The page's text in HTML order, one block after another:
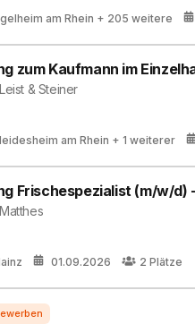
am Rhein + 205 weitere
zum Kaufmann im
& Steiner
am Rhein + 1 weiterer
Frischespezialist (m/w/d)
01.09.2026 2 Plätze